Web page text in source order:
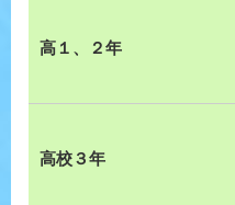
高１、２年
高校３年